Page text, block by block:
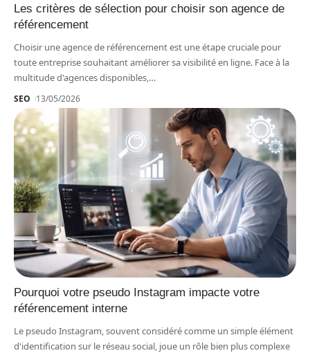
Les critères de sélection pour choisir son agence de
référencement
Choisir une agence de référencement est une étape cruciale pour
toute entreprise souhaitant améliorer sa visibilité en ligne. Face à la
multitude d'agences disponibles,…
SEO 13/05/2026
Pourquoi votre pseudo Instagram impacte votre
référencement interne
Le pseudo Instagram, souvent considéré comme un simple élément
d'identification sur le réseau social, joue un rôle bien plus complexe